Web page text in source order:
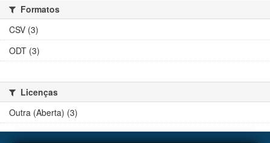
Formatos
CSV (3)
ODT (3)
Licenças
Outra (Aberta) (3)